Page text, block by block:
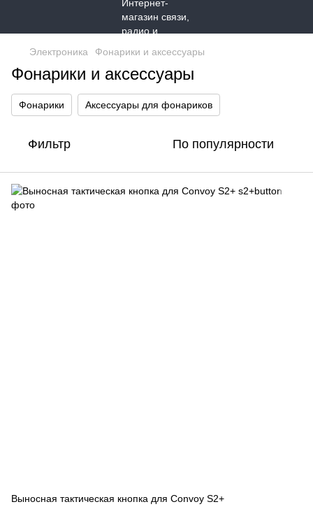
Электроника Фонарики и аксессуары
Фонарики и аксессуары
Фонарики Аксессуары для фонариков
Фильтр По популярности
Выносная тактическая кнопка для Convoy S2+